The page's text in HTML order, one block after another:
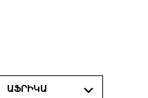
ԱՖՐԻԿԱ